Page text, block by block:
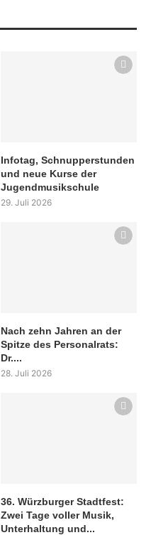
Infotag, Schnupperstunden
und neue Kurse der
Jugendmusikschule
29. Juli 2026
Nach zehn Jahren an der
Spitze des Personalrats:
Dr....
28. Juli 2026
36. Würzburger Stadtfest:
Zwei Tage voller Musik,
Unterhaltung und...